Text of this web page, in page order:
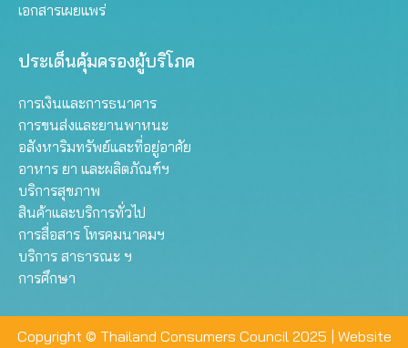
เอกสารเผยแพร่
ประเด็นคุ้มครองผู้บริโภค
การเงินและการธนาคาร
การขนส่งและยานพาหนะ
อสังหาริมทรัพย์และที่อยู่อาศัย
อาหาร ยา และผลิตภัณฑ์ฯ
บริการสุขภาพ
สินค้าและบริการทั่วไป
การสื่อสาร โทรคมนาคมฯ
บริการ สาธารณะ ฯ
การศึกษา
Copyright © Thailand Consumers Council 2025 | Website